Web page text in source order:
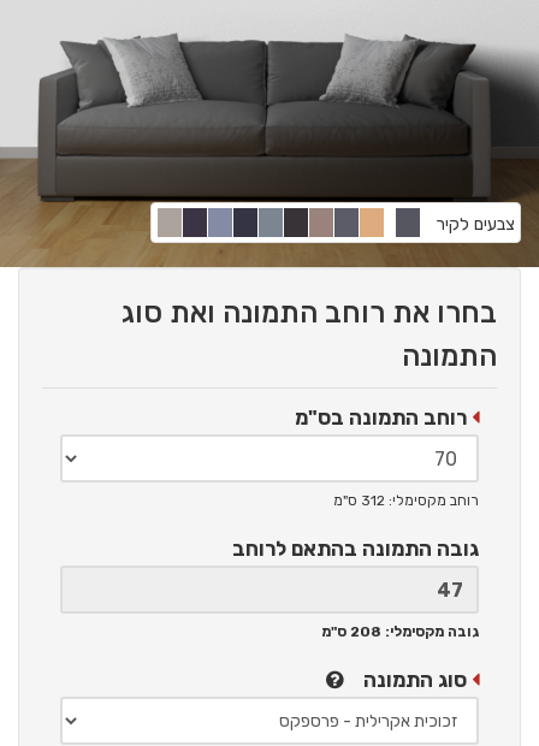
צבעים לקיר
בחרו את רוחב התמונה ואת סוג
התמונה
רוחב התמונה בס"מ
רוחב מקסימלי: 312 ס"מ
גובה התמונה בהתאם לרוחב
גובה מקסימלי: 208 ס"מ
סוג התמונה